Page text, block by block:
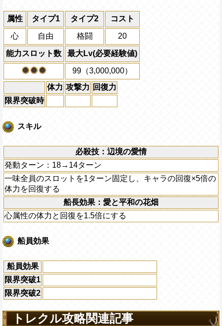
属性 タイプ1 タイプ2 コスト
心 自由 格闘 20
能力スロット数 最大Lv(必要経験値)
99（3,000,000）
体力 攻撃力 回復力
限界突破時
スキル
必殺技：辺境の愛情
発動ターン：18→14ターン
一味全員のスロットを1ターン固定し、キャラの回復×5倍の
体力を回復する
船長効果：愛と平和の花畑
心属性の体力と回復を1.5倍にする
船員効果
船員効果
限界突破1
限界突破2
トレクル攻略関連記事